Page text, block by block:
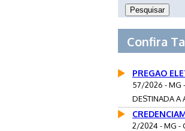
Confira
PREGAO
57/2026 - MG -
DESTINADA A
2/2024 - MG -